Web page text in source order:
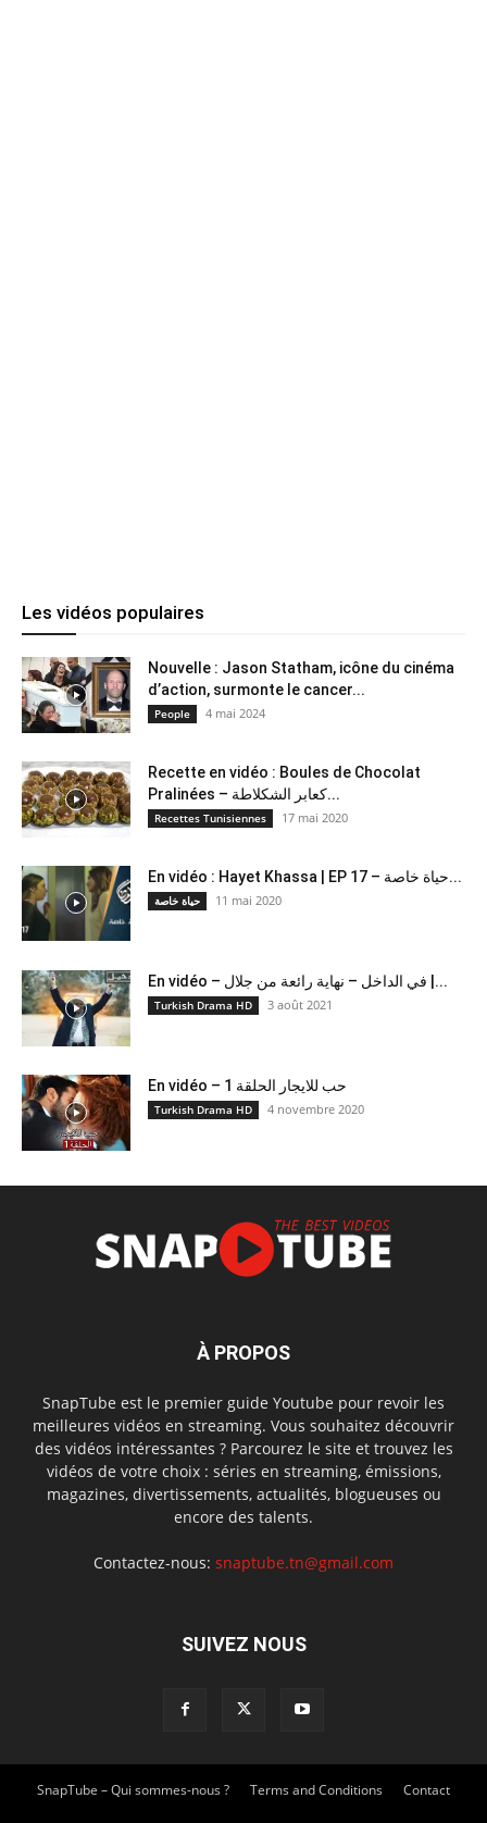
Les vidéos populaires
Nouvelle : Jason Statham, icône du cinéma
d’action, surmonte le cancer...
People 4 mai 2024
Recette en vidéo : Boules de Chocolat
Pralinées – كعابر الشكلاطة...
Recettes Tunisiennes 17 mai 2020
En vidéo : Hayet Khassa | EP 17 – حياة خاصة...
حياة خاصة 11 mai 2020
En vidéo – في الداخل – نهاية رائعة من جلال |...
Turkish Drama HD 3 août 2021
En vidéo – حب للايجار الحلقة 1
Turkish Drama HD 4 novembre 2020
À PROPOS
SnapTube est le premier guide Youtube pour revoir les
meilleures vidéos en streaming. Vous souhaitez découvrir
des vidéos intéressantes ? Parcourez le site et trouvez les
vidéos de votre choix : séries en streaming, émissions,
magazines, divertissements, actualités, blogueuses ou
encore des talents.
Contactez-nous: snaptube.tn@gmail.com
SUIVEZ NOUS
SnapTube – Qui sommes-nous ? Terms and Conditions Contact